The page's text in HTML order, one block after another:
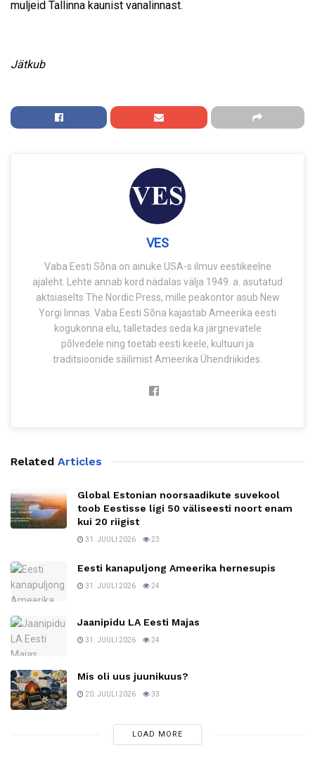
muljeid Tallinna kaunist vanalinnast.
Jätkub
VES
Vaba Eesti Sõna on ainuke USA-s ilmuv eestikeelne
ajaleht. Lehte annab kord nädalas välja 1949. a. asutatud
aktsiaselts The Nordic Press, mille peakontor asub New
Yorgi linnas. Vaba Eesti Sõna kajastab Ameerika eesti
kogukonna elu, talletades seda ka järgnevatele
põlvedele ning toetab eesti keele, kultuuri ja
traditsioonide säilimist Ameerika Ühendriikides.
Related Articles
Global Estonian noorsaadikute suvekool
toob Eestisse ligi 50 väliseesti noort enam
kui 20 riigist
31. JUULI 2026 23
Eesti kanapuljong Ameerika hernesupis
31. JUULI 2026 24
Jaanipidu LA Eesti Majas
31. JUULI 2026 24
Mis oli uus juunikuus?
20. JUULI 2026 33
LOAD MORE